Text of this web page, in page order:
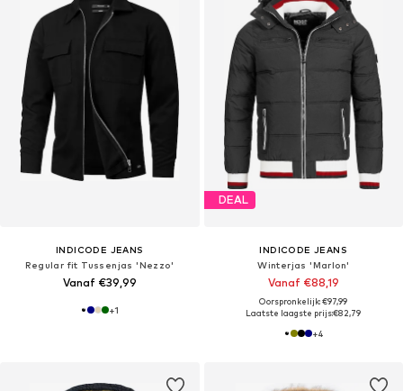
INDICODE JEANS
Regular fit Tussenjas 'Nezzo'
Vanaf €39,99
+1
DEAL
INDICODE JEANS
Winterjas 'Marlon'
Vanaf €88,19
Oorspronkelijk: €97,99
Laatste laagste prijs:€82,79
+4